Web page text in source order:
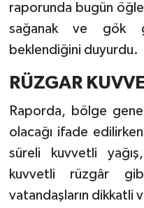
raporunda bugün
sağanak ve gök
beklendiğini duyurdu.
RÜZGAR
Raporda, bölge
olacağı ifade
süreli kuvvetli
kuvvetli rüzgâr
vatandaşların dikkatli